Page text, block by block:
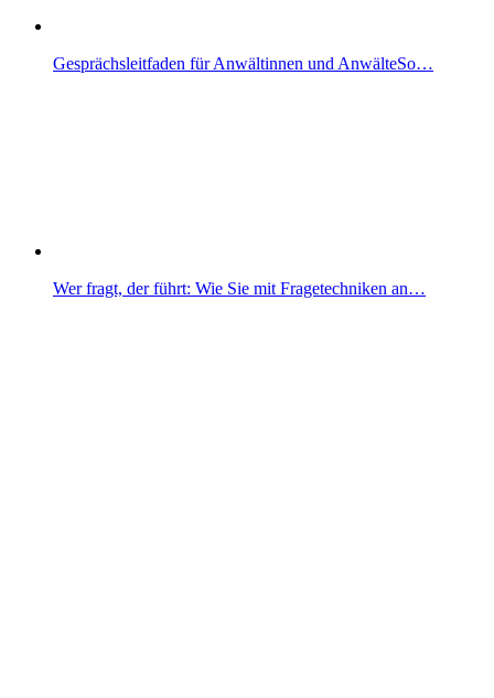
Gesprächsleitfaden für Anwältinnen und AnwälteSo…
Wer fragt, der führt: Wie Sie mit Fragetechniken an…